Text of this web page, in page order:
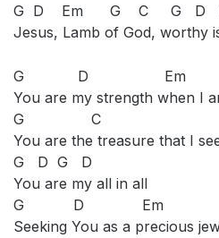
G D Em G C G D
Jesus, Lamb of God, worthy
G D Em
You are my strength when I
G C
You are the treasure that I
G D G D
You are my all in all
G D Em
Seeking You as a precious